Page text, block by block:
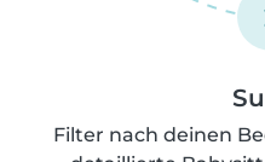
Filter nach deinen